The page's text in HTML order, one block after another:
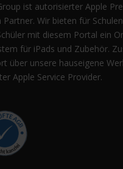
ist autorisierter Apple
Partner. Wir bieten für
mit diesem Portal ein
für iPads und Zubehör.
über unsere hauseigene
Apple Service Provider.